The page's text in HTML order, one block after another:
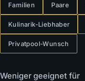
Familien Paare
Kulinarik-Liebhaber
Privatpool-Wunsch
Weniger geeignet für